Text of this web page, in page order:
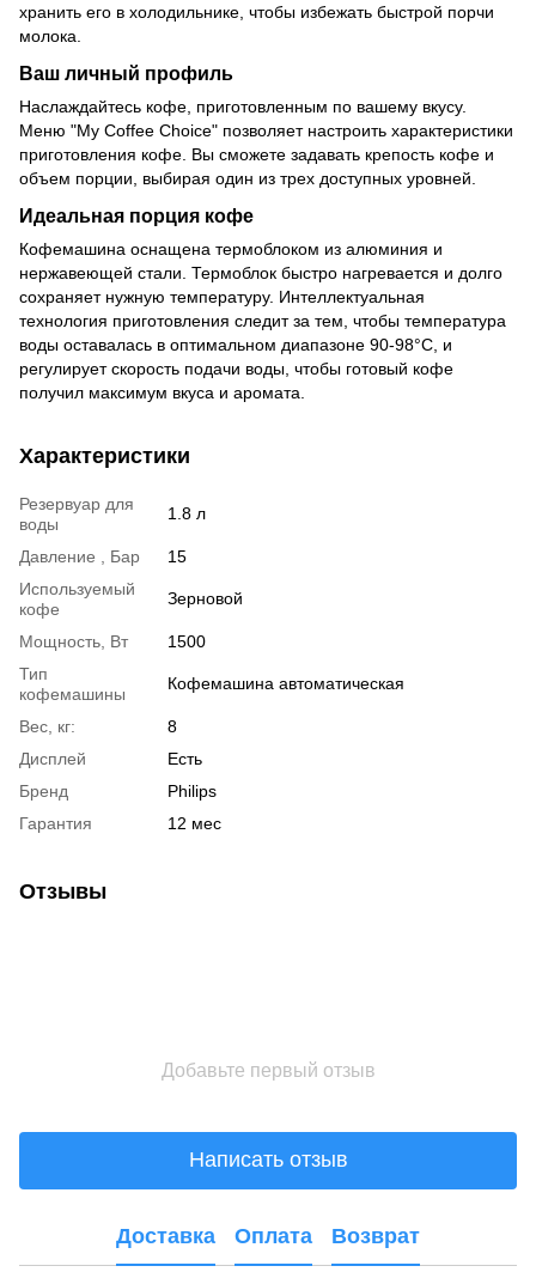
хранить его в холодильнике, чтобы избежать быстрой порчи
молока.
Ваш личный профиль
Наслаждайтесь кофе, приготовленным по вашему вкусу.
Меню "My Coffee Choice" позволяет настроить характеристики
приготовления кофе. Вы сможете задавать крепость кофе и
объем порции, выбирая один из трех доступных уровней.
Идеальная порция кофе
Кофемашина оснащена термоблоком из алюминия и
нержавеющей стали. Термоблок быстро нагревается и долго
сохраняет нужную температуру. Интеллектуальная
технология приготовления следит за тем, чтобы температура
воды оставалась в оптимальном диапазоне 90-98°C, и
регулирует скорость подачи воды, чтобы готовый кофе
получил максимум вкуса и аромата.
Характеристики
Резервуар для
воды
1.8 л
Давление , Бар
15
Используемый
кофе
Зерновой
Мощность, Вт
1500
Тип
кофемашины
Кофемашина автоматическая
Вес, кг:
8
Дисплей
Есть
Бренд
Philips
Гарантия
12 мес
Отзывы
Добавьте первый отзыв
Написать отзыв
Доставка Оплата Возврат